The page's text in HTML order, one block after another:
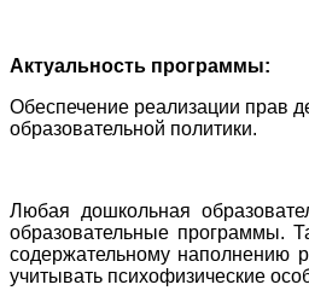
Актуальность программы:
Обеспечение реализации прав
образовательной политики.
Любая дошкольная
образовательные программы.
содержательному наполнению
учитывать психофизические